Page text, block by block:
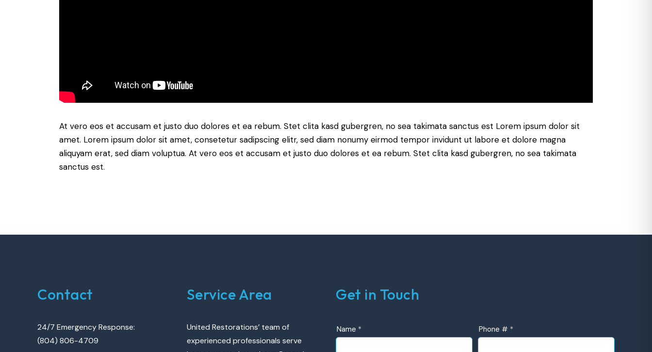
At vero eos et accusam et justo duo dolores et ea rebum. Stet clita kasd gubergren, no sea takimata sanctus est Lorem ipsum dolor sit
amet. Lorem ipsum dolor sit amet, consetetur sadipscing elitr, sed diam nonumy eirmod tempor invidunt ut labore et dolore magna
aliquyam erat, sed diam voluptua. At vero eos et accusam et justo duo dolores et ea rebum. Stet clita kasd gubergren, no sea takimata
sanctus est.
Contact
24/7 Emergency Response:
(804) 806-4709
Service Area
United Restorations’ team of
experienced professionals serve
Get in Touch
UR
Contact
Name * Phone # *